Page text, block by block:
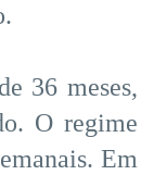
36 meses,
O regime
Em